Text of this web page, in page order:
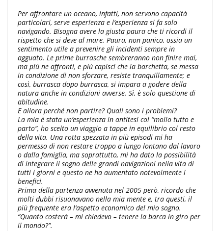
Per affrontare un oceano, infatti, non servono capacità
particolari, serve esperienza e l’esperienza si fa solo
navigando. Bisogna avere la giusta paura che ti ricordi il
rispetto che si deve al mare. Paura, non panico, ossia un
sentimento utile a prevenire gli incidenti sempre in
agguato. Le prime burrasche sembreranno non finire mai,
ma più ne affronti, e più capisci che la barchetta, se messa
in condizione di non sforzare, resiste tranquillamente; e
così, burrasca dopo burrasca, si impara a godere della
natura anche in condizioni avverse. Sì, è solo questione di
abitudine.
E allora perché non partire? Quali sono i problemi?
La mia è stata un’esperienza in antitesi col “mollo tutto e
parto”, ho scelto un viaggio a tappe in equilibrio col resto
della vita. Una rotta spezzata in più episodi mi ha
permesso di non restare troppo a lungo lontano dal lavoro
o dalla famiglia, ma soprattutto, mi ha dato la possibilità
di integrare il sogno delle grandi navigazioni nella vita di
tutti i giorni e questo ne ha aumentato notevolmente i
benefici.
Prima della partenza avvenuta nel 2005 però, ricordo che
molti dubbi risuonavano nella mia mente e, tra questi, il
più frequente era l’aspetto economico del mio sogno.
“Quanto costerà – mi chiedevo – tenere la barca in giro per
il mondo?”.